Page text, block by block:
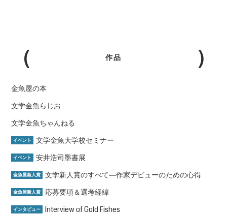
作品
金魚屋の本
文学金魚らじお
文学金魚ちゃんねる
イベント 文学金魚大学校セミナー
イベント 安井浩司墨書展
金魚屋新人賞 文学新人賞のすべて―作家デビューのための心得
金魚屋新人賞 応募要項＆選考経緯
インタビュー Interview of Gold Fishes